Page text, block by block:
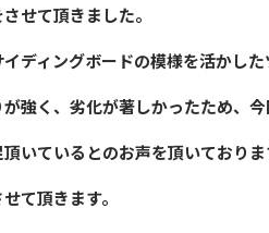
せて頂きました。
ディングボードの模様を活かし
強く、劣化が著しかったため、
いているとのお声を頂いておりま
て頂きます。